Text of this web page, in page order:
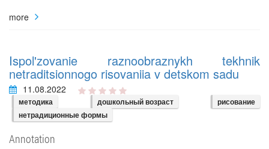
more
Ispol'zovanie raznoobraznykh tekhnik
netraditsionnogo risovaniia v detskom sadu
11.08.2022
методика дошкольный возраст
рисование
нетрадиционные формы
Annotation